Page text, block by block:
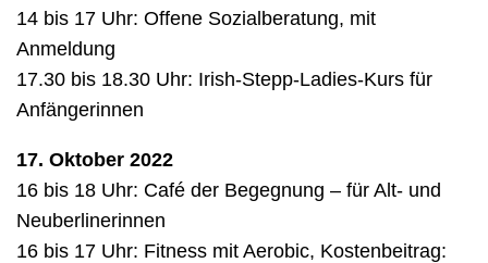
14 bis 17 Uhr: Offene Sozialberatung, mit
Anmeldung
17.30 bis 18.30 Uhr: Irish-Stepp-Ladies-Kurs für
Anfängerinnen
17. Oktober 2022
16 bis 18 Uhr: Café der Begegnung – für Alt- und
Neuberlinerinnen
16 bis 17 Uhr: Fitness mit Aerobic, Kostenbeitrag: